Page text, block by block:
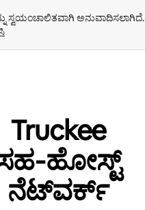
ಸ್ವಯಂಚಾಲಿತವಾಗಿ ಅನುವಾದಿಸಲಾಗಿದೆ.
Truckee
‌ನೆಟ್‌ವರ್ಕ್